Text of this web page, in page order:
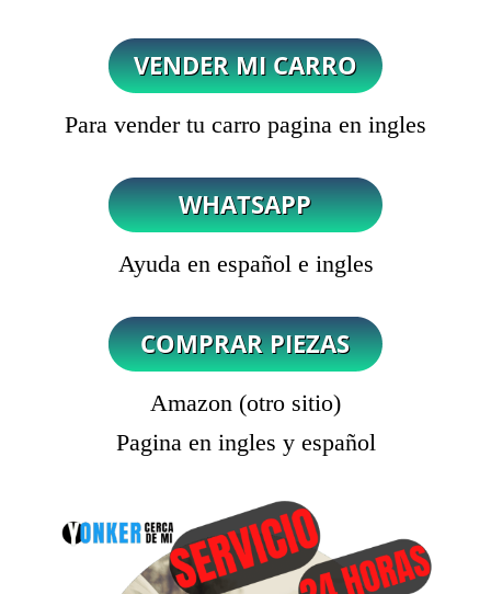
Para vender tu carro pagina en ingles
Ayuda en español e ingles
Amazon (otro sitio)
Pagina en ingles y español